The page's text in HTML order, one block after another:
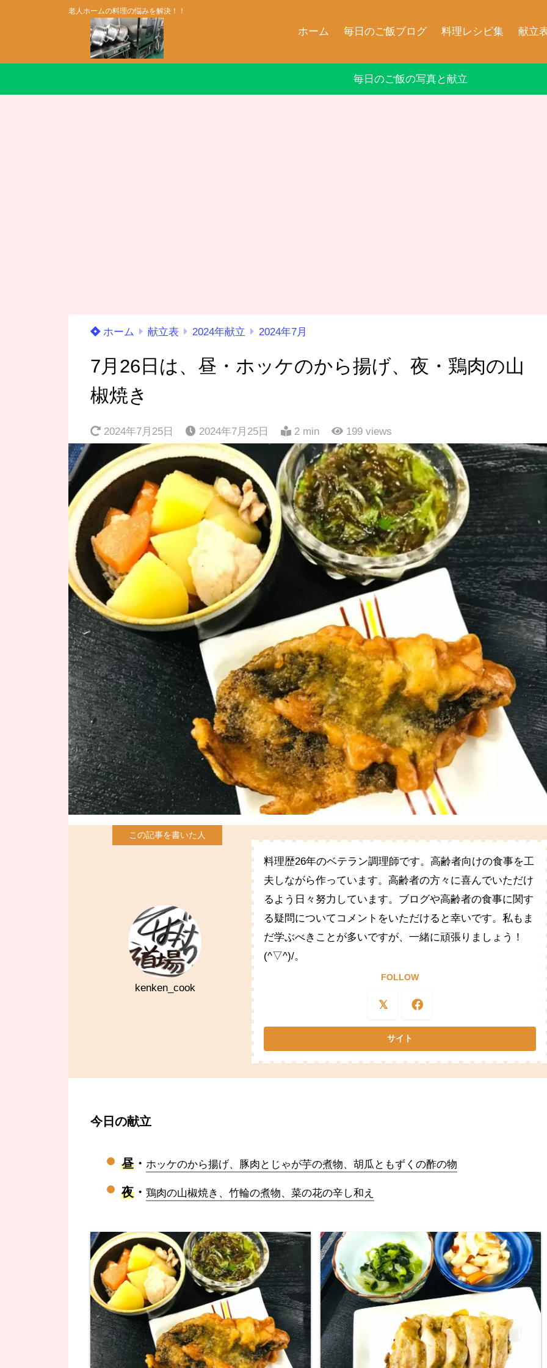
老人ホームの料理の悩みを解決！！
ホーム 毎日のご飯ブログ 料理レシピ集 献立
毎日のご飯の写真と献立
ホーム 献立表 2024年献立 2024年7月
7月26日は、昼・ホッケのから揚げ、夜・鶏肉の山
椒焼き
2024年7月25日 2024年7月25日 2 min 199 views
kenken_cook
料理歴26年のベテラン調理師です。高齢者向けの食事を工
夫しながら作っています。高齢者の方々に喜んでいただけ
るよう日々努力しています。ブログや高齢者の食事に関す
る疑問についてコメントをいただけると幸いです。私もま
だ学ぶべきことが多いですが、一緒に頑張りましょう！
(^▽^)/。
FOLLOW
今日の献立
昼・ ホッケのから揚げ、豚肉とじゃが芋の煮物、胡瓜ともずくの酢の物
夜 ・ 鶏肉の山椒焼き、竹輪の煮物、菜の花の辛し和え